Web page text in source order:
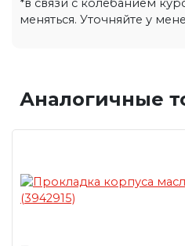
*в связи с колебанием
меняться. Уточняйте у
Аналогичные